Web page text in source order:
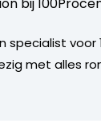
specialist voor
met alles